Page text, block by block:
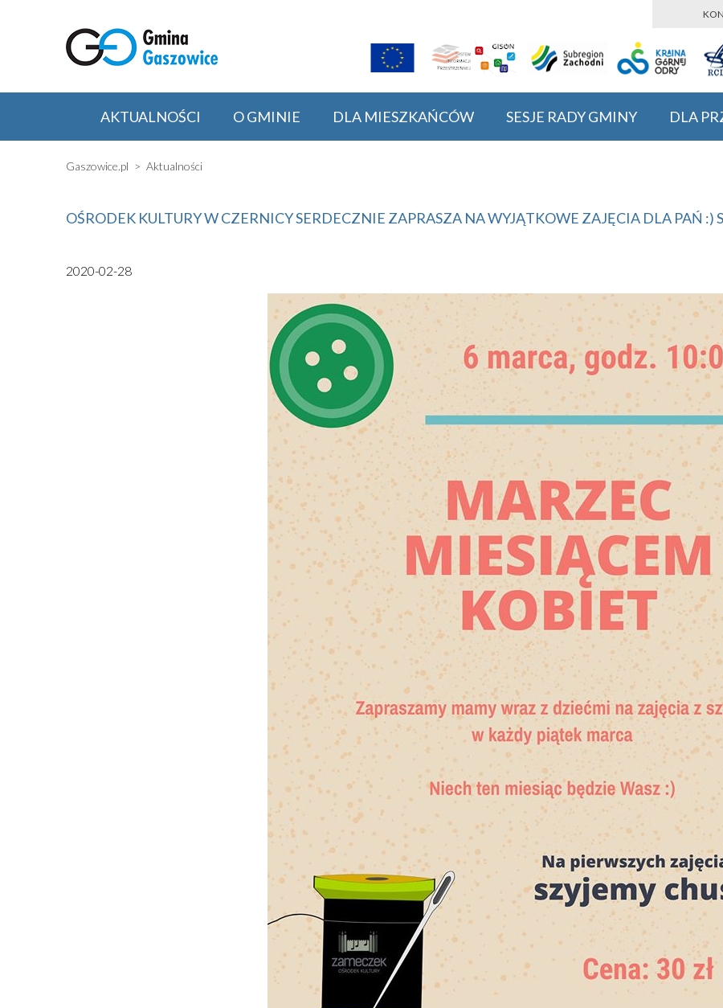
AKTUALNOŚCI O GMINIE DLA MIESZKAŃCÓW SESJE RADY GMINY DLA
Gaszowice.pl Aktualności
OŚRODEK KULTURY W CZERNICY SERDECZNIE ZAPRASZA NA WYJĄTKOWE ZAJĘCIA DLA PAŃ :)
2020-02-28